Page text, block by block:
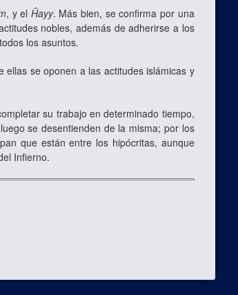
, y el Ĥayy. Más bien, se confirma por una
nobles, además de adherirse a los
los asuntos.
se oponen a las actitudes islámicas y
su trabajo en determinado tiempo,
se desentienden de la misma; por los
que están entre los hipócritas, aunque
Infierno.